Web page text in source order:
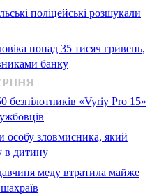
поліцейські розшукали
понад 35 тисяч гривень,
банку
безпілотників «Vyriy Pro 15»
особу зловмисника, який
в дитину
меду втратила майже